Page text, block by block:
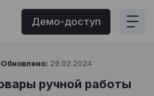
Демо-доступ
Обновлено: 29.02.2024
ручной работы